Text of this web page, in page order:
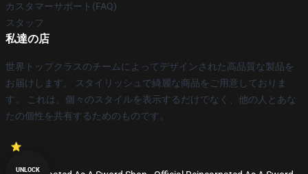
カスタマーサポート(FAQ)
スタッフ
私達の店
世界トップクラスのチームによってデザインされた高品質な製品を
お届けします。 スタイリッシュで綺麗な商品をご用意しておりま
す。 これは、個々のスタイルを表示するだけでなく、他の人とあな
たの個性を共有するためのものです。
UNLOCK